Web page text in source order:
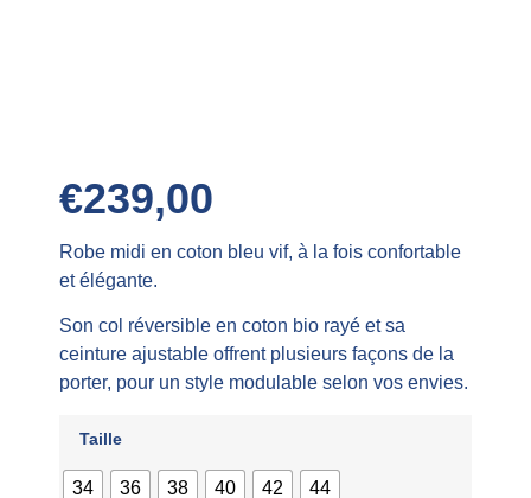
€239,00
Robe midi en coton bleu vif, à la fois confortable
et élégante.
Son col réversible en coton bio rayé et sa
ceinture ajustable offrent plusieurs façons de la
porter, pour un style modulable selon vos envies.
Taille
34 36 38 40 42 44